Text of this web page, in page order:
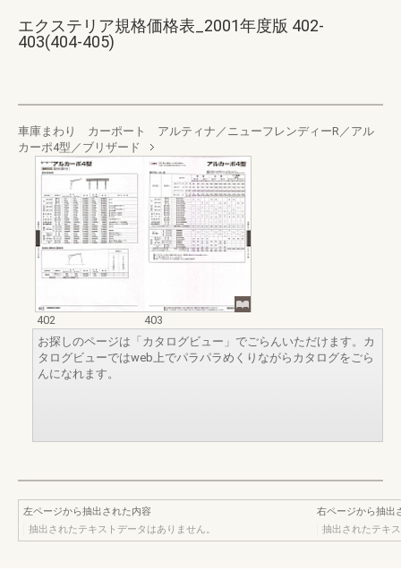
エクステリア規格価格表_2001年度版 402-
403(404-405)
車庫まわり カーポート アルティナ／ニューフレンディーR／アル
カーポ4型／ブリザード
402
403
お探しのページは「カタログビュー」でごらんいただけます。カ
タログビューではweb上でパラパラめくりながらカタログをごら
んになれます。
左ページから抽出された内容
抽出されたテキストデータはありません。
右ページから抽出
抽出されたテキ